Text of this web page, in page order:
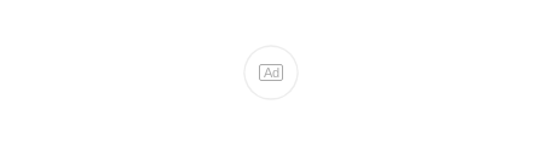
Ad